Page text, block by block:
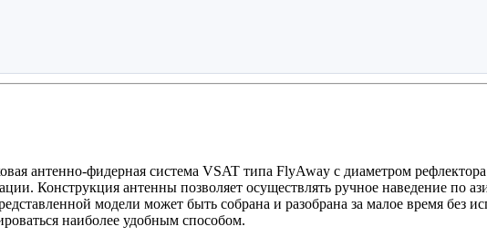
фидерная система VSAT типа FlyAway с диаметром рефлектора
Конструкция антенны позволяет осуществлять ручное наведение по
модели может быть собрана и разобрана за малое время без
наиболее удобным способом.